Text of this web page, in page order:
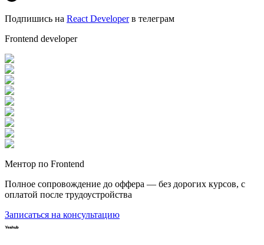
Подпишись на React Developerв телеграм
Frontend developer
Ментор по Frontend
Полное сопровождение до оффера — без дорогих курсов, с
оплатой после трудоустройства
Записаться на консультацию